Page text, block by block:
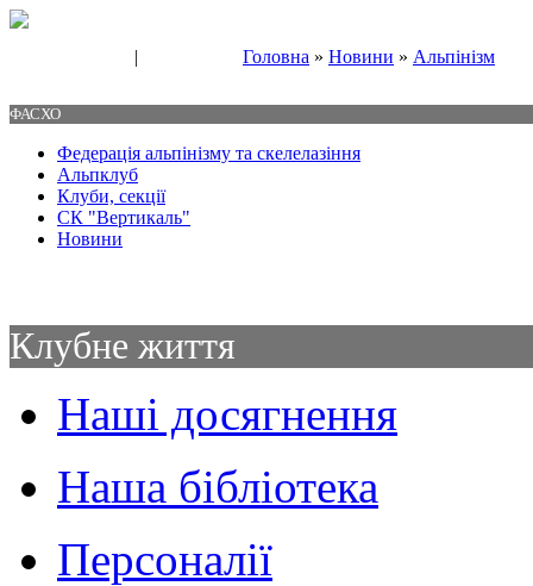
| Головна » Новини » Альпінізм
ФАСХО
Федерація альпінізму та скелелазіння
Альпклуб
Клуби, секції
СК "Вертикаль"
Новини
Клубне життя
Наші досягнення
Наша бібліотека
Персоналії